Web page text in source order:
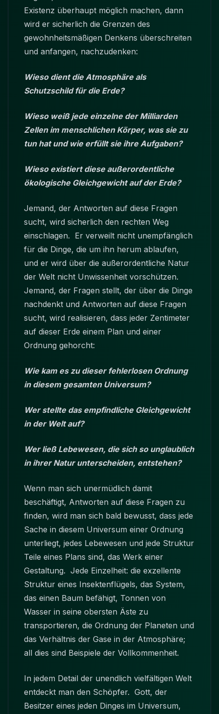
Existenz überhaupt möglich machen, dann
wird er sicherlich die Grenzen des
gewohnheitsmäßigen Denkens überschreiten
und anfangen, nachzudenken:
Wieso dient die Atmosphäre als
Schutzschild für die Erde?
Wieso weiß jede einzelne der Milliarden
Zellen im menschlichen Körper, was sie zu
tun hat und wie erfüllt sie ihre Aufgaben?
Wieso existiert diese außerordentliche
ökologische Gleichgewicht auf der Erde?
Jemand, der Antworten auf diese Fragen
sucht, wird sicherlich den rechten Weg
einschlagen. Er verweilt nicht unempfänglich
für die Dinge, die um ihn herum ablaufen,
und er wird über die außerordentliche Natur
der Welt nicht Unwissenheit vorschützen.
Jemand, der Fragen stellt, der über die Dinge
nachdenkt und Antworten auf diese Fragen
sucht, wird realisieren, dass jeder Zentimeter
auf dieser Erde einem Plan und einer
Ordnung gehorcht:
Wie kam es zu dieser fehlerlosen Ordnung
in diesem gesamten Universum?
Wer stellte das empfindliche Gleichgewicht
in der Welt auf?
Wer ließ Lebewesen, die sich so unglaublich
in ihrer Natur unterscheiden, entstehen?
Wenn man sich unermüdlich damit
beschäftigt, Antworten auf diese Fragen zu
finden, wird man sich bald bewusst, dass jede
Sache in diesem Universum einer Ordnung
unterliegt, jedes Lebewesen und jede Struktur
Teile eines Plans sind, das Werk einer
Gestaltung. Jede Einzelheit: die exzellente
Struktur eines Insektenflügels, das System,
das einen Baum befähigt, Tonnen von
Wasser in seine obersten Äste zu
transportieren, die Ordnung der Planeten und
das Verhältnis der Gase in der Atmosphäre;
all dies sind Beispiele der Vollkommenheit.
In jedem Detail der unendlich vielfältigen Welt
entdeckt man den Schöpfer. Gott, der
Besitzer eines jeden Dinges im Universum,